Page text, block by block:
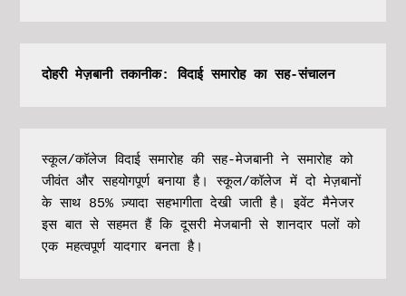
दोहरी मेज़बानी तकानीक: विदाई समारोह का सह-संचालन
स्कूल/कॉलेज विदाई समारोह की सह-मेजबानी ने समारोह को
जीवंत और सहयोगपूर्ण बनाया है। स्कूल/कॉलेज में दो मेज़बानों
के साथ 85% ज़्यादा सहभागीता देखी जाती है। इवेंट मैनेजर
इस बात से सहमत हैं कि दूसरी मेजबानी से शानदार पलों को
एक महत्‍वपूर्ण यादगार बनता है।